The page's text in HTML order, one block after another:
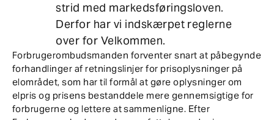
strid med markedsføringsloven.
Derfor har vi indskærpet reglerne
over for Velkommen.
Forbrugerombudsmanden forventer snart at påbegynde
forhandlinger af retningslinjer for prisoplysninger på
elområdet, som har til formål at gøre oplysninger om
elpris og prisens bestanddele mere gennemsigtige for
forbrugerne og lettere at sammenligne. Efter